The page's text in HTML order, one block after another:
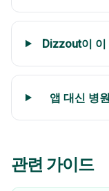
Dizzout이 이
앱 대신 병
관련 가이드